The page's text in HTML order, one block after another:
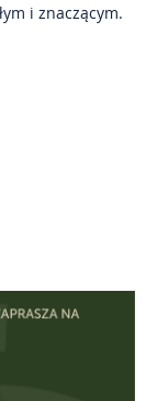
i znaczącym.